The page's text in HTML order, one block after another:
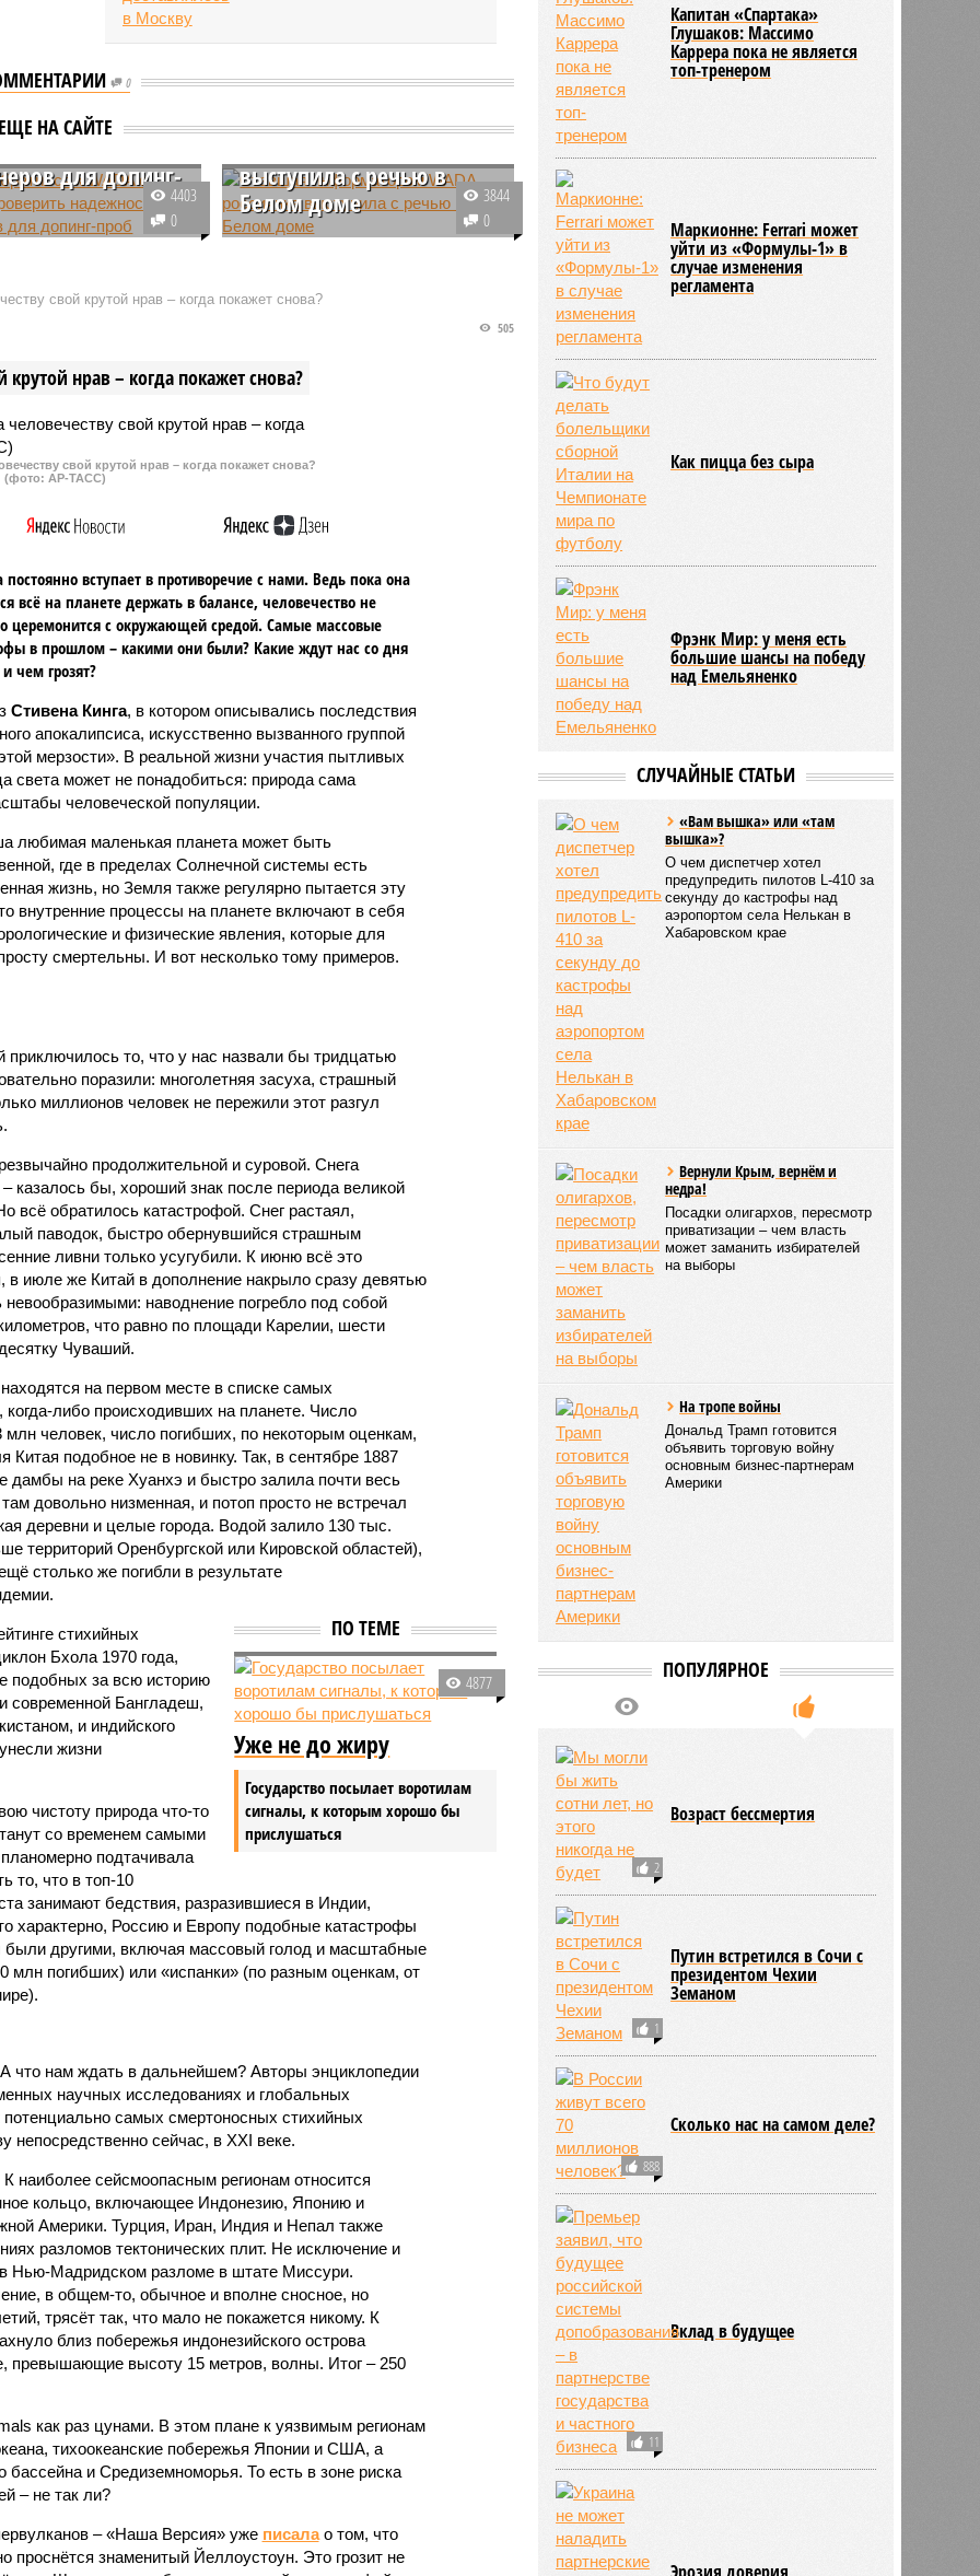
0
ЕЩЕ НА САЙТЕ
к
призывом
надежность
для допинг-
Госдумы РФ по
керлинга
(WADA) провести
которые
для забора допинг-
4403
0
Ставшая информатором
выступила с речью в
Белом доме
Российская бегунья Юлия
за употребление допинга,
выступила на саммите в Белом
подвергли критике решение
правах.
3844
0
свой крутой нрав – когда покажет снова?
нрав – когда покажет снова?
505
свой крутой нрав – когда покажет снова?
(фото: АР-ТАСС)
постоянно вступает в противоречие с нами. Ведь пока она
всё на планете держать в балансе, человечество не
церемонится с окружающей средой. Самые массовые
в прошлом – какими они были? Какие ждут нас со дня
чем грозят?
Стивена Кинга, в котором описывались последствия
апокалипсиса, искусственно вызванного группой
мерзости». В реальной жизни участия пытливых
света может не понадобиться: природа сама
человеческой популяции.
любимая маленькая планета может быть
где в пределах Солнечной системы есть
жизнь, но Земля также регулярно пытается эту
внутренние процессы на планете включают в себя
и физические явления, которые для
смертельны. И вот несколько тому примеров.
то, что у нас назвали бы тридцатью
поразили: многолетняя засуха, страшный
миллионов человек не пережили этот разгул
продолжительной и суровой. Снега
казалось бы, хороший знак после периода великой
всё обратилось катастрофой. Снег растаял,
паводок, быстро обернувшийся страшным
ливни только усугубили. К июню всё это
в июле же Китай в дополнение накрыло сразу девятью
наводнение погребло под собой
что равно по площади Карелии, шести
Чуваший.
на первом месте в списке самых
либо происходивших на планете. Число
млн человек, число погибших, по некоторым оценкам,
подобное не в новинку. Так, в сентябре 1887
дамбы на реке Хуанхэ и быстро залила почти весь
довольно низменная, и потоп просто не встречал
деревни и целые города. Водой залило 130 тыс.
территорий Оренбургской или Кировской областей),
столько же погибли в результате
ПО ТЕМЕ
4877
Уже не до жиру
Государство посылает воротилам
сигналы, к которым хорошо бы
прислушаться
стихийных
Бхола 1970 года,
за всю историю
современной Бангладеш,
и индийского
жизни
чистоту природа что-то
со временем самыми
подтачивала
то, что в топ-10
занимают бедствия, разразившиеся в Индии,
характерно, Россию и Европу подобные катастрофы
были другими, включая массовый голод и масштабные
млн погибших) или «испанки» (по разным оценкам, от
что нам ждать в дальнейшем? Авторы энциклопедии
научных исследованиях и глобальных
потенциально самых смертоносных стихийных
непосредственно сейчас, в XXI веке.
наиболее сейсмоопасным регионам относится
кольцо, включающее Индонезию, Японию и
Америки. Турция, Иран, Индия и Непал также
разломов тектонических плит. Не исключение и
Нью-Мадридском разломе в штате Миссури.
в общем-то, обычное и вполне сносное, но
трясёт так, что мало не покажется никому. К
близ побережья индонезийского острова
превышающие высоту 15 метров, волны. Итог – 250
как раз цунами. В этом плане к уязвимым регионам
тихо­океанские побережья Японии и США, а
бассейна и Средиземноморья. То есть в зоне риска
– не так ли?
– «Наша Версия» уже писалао том, что
проснётся знаменитый Йеллоустоун. Это грозит не
Капитан «Спартака»
Глушаков: Массимо
Каррера пока не является
топ-тренером
Маркионне: Ferrari может
уйти из «Формулы-1» в
случае изменения
регламента
Как пицца без сыра
Фрэнк Мир: у меня есть
большие шансы на победу
над Емельяненко
СЛУЧАЙНЫЕ СТАТЬИ
«Вам вышка» или «там
вышка»?
О чем диспетчер хотел
предупредить пилотов L-410 за
секунду до кастрофы над
аэропортом села Нелькан в
Хабаровском крае
Вернули Крым, вернём и
недра!
Посадки олигархов, пересмотр
приватизации – чем власть
может заманить избирателей
на выборы
На тропе войны
Дональд Трамп готовится
объявить торговую войну
основным бизнес-партнерам
Америки
ПОПУЛЯРНОЕ
2
Возраст бессмертия
1
Путин встретился в Сочи с
президентом Чехии
Земаном
888
Сколько нас на самом деле?
11
Вклад в будущее
Эрозия доверия